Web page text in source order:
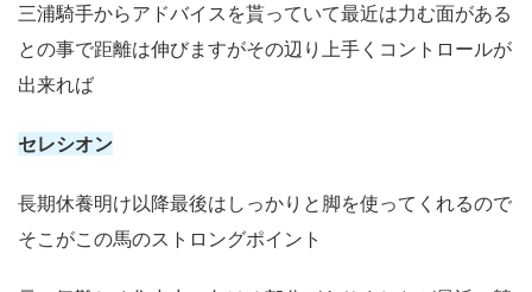
三浦騎手からアドバイスを貰っていて最近は力む面がある
との事で距離は伸びますがその辺り上手くコントロールが
出来れば
セレシオン
長期休養明け以降最後はしっかりと脚を使ってくれるので
そこがこの馬のストロングポイント